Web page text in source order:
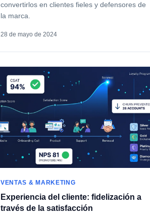
convertirlos en clientes fieles y defensores de
la marca.
28 de mayo de 2024
VENTAS & MARKETING
Experiencia del cliente: fidelización a
través de la satisfacción